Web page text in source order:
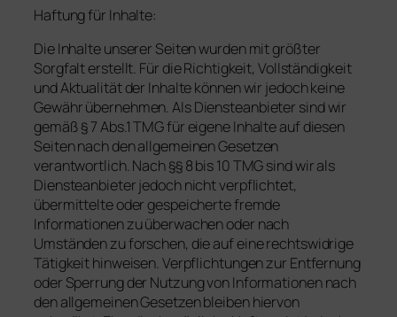
Haftung für Inhalte:
Die Inhalte unserer Seiten wurden mit größter
Sorgfalt erstellt. Für die Richtigkeit, Vollständigkeit
und Aktualität der Inhalte können wir jedoch keine
Gewähr übernehmen. Als Diensteanbieter sind wir
gemäß § 7 Abs.1 TMG für eigene Inhalte auf diesen
Seiten nach den allgemeinen Gesetzen
verantwortlich. Nach §§ 8 bis 10 TMG sind wir als
Diensteanbieter jedoch nicht verpflichtet,
übermittelte oder gespeicherte fremde
Informationen zu überwachen oder nach
Umständen zu forschen, die auf eine rechtswidrige
Tätigkeit hinweisen. Verpflichtungen zur Entfernung
oder Sperrung der Nutzung von Informationen nach
den allgemeinen Gesetzen bleiben hiervon